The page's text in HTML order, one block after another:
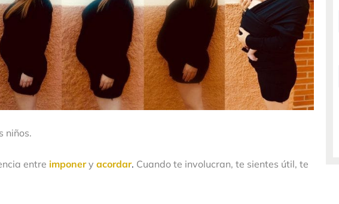
niños.
entre imponer y acordar. Cuando te involucran, te sientes útil, te